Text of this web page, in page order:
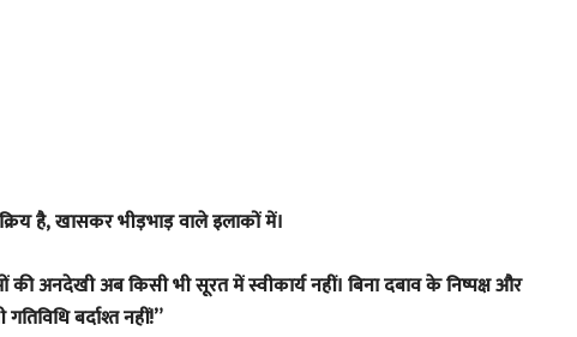
है, खासकर भीड़भाड़ वाले इलाकों में।
की अनदेखी अब किसी भी सूरत में स्वीकार्य नहीं। बिना दबाव के निष्पक्ष और
बर्दाश्त नहीं!”